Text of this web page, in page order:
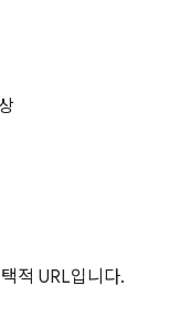
적 URL입니다.